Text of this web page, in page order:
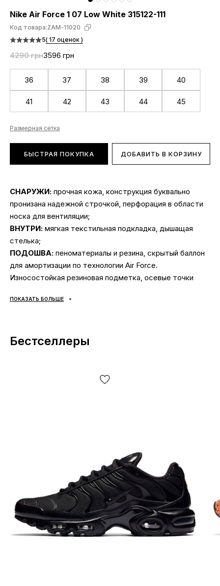
Nike Air Force 1 07 Low White 315122-111
Код товара:ZAM-11020
5( 17 оценок )
4290 грн3596 грн
36 37 38 39 40
41 42 43 44 45
Размерная сетка
БЫСТРАЯ ПОКУПКА ДОБАВИТЬ В КОРЗИНУ
СНАРУЖИ: прочная кожа, конструкция буквально
пронизана надежной строчкой, перфорация в области
носка для вентиляции;
ВНУТРИ: мягкая текстильная подкладка, дышащая
стелька;
ПОДОШВА: пеноматериалы и резина, скрытый баллон
для амортизации по технологии Air Force.
Износостойкая резиновая подметка, осевые точки
разворота вокруг носка или пятки в любом
СЕЗОННОСТЬ:универсальная;
классика и надежность, абсолютно
force еще более широким — и для спорта, и для
ежедневного использования, и для баскетбола и для
скейтбординга, как для мужчин так и для женщин, для
молодых и для людей в возрасте — эти форсы реально
лучшие.
ЧТО КАСАЕТСЯ АМОРТИЗАЦИИ :современная
подошва с более удобным подъёмом, внутри которой
ПОКАЗАТЬ БОЛЬШЕ
Бестселлеры